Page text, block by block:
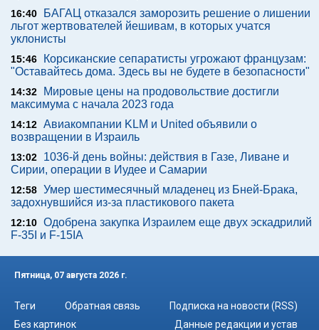
16:40
БАГАЦ отказался заморозить решение о лишении
льгот жертвователей йешивам, в которых учатся
уклонисты
15:46
Корсиканские сепаратисты угрожают французам:
"Оставайтесь дома. Здесь вы не будете в безопасности"
14:32
Мировые цены на продовольствие достигли
максимума с начала 2023 года
14:12 Авиакомпании KLM и United объявили о
возвращении в Израиль
13:02
1036-й день войны: действия в Газе, Ливане и
Сирии, операции в Иудее и Самарии
12:58 Умер шестимесячный младенец из Бней-Брака,
задохнувшийся из-за пластикового пакета
12:10 Одобрена закупка Израилем еще двух эскадрилий
F-35I и F-15IA
Пятница, 07 августа 2026 г.
Теги Обратная связь
Подписка на новости (RSS)
Без картинок
Данные редакции и устав